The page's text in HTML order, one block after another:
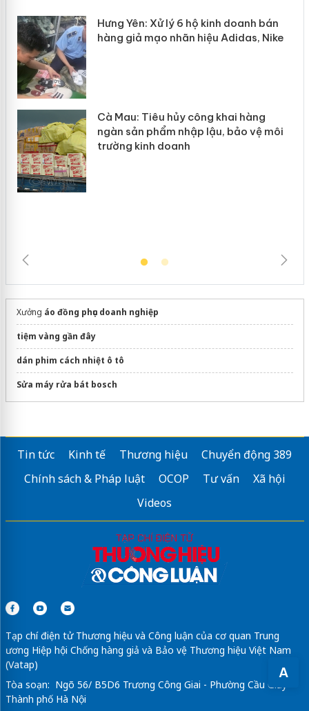
A
Xưởng áo đồng phục doanh nghiệp
tiệm vàng gần đây
dán phim cách nhiệt ô tô
Sửa máy rửa bát bosch
Tin tức Kinh tế Thương hiệu
Chuyển động 389
Chính sách & Pháp luật
OCOP Tư vấn
Xã hội
Videos
Tạp chí điện tử Thương hiệu và Công luận của cơ quan Trung
ương Hiệp hội Chống hàng giả và Bảo vệ Thương hiệu Việt Nam
(Vatap)
Tòa soạn: Ngõ 56/ B5D6 Trương Công Giai - Phường Cầu Giấy -
Thành phố Hà Nội